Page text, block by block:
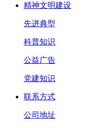
精神文明建设
先进典型
科普知识
公益广告
党建知识
联系方式
公司地址